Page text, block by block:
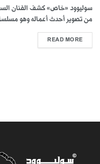
سوليوود «خاص» كشف الفنان
من تصوير أحدث أعماله وهو
READ MORE